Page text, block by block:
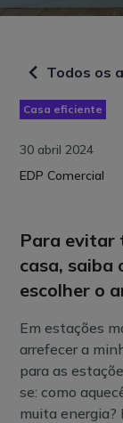
Todos os
Casa eficiente
30 abril 2024
EDP Comercial
Para evitar
casa, saiba
escolher o
Em estações
arrefecer a
para as
se: como
muita energia?